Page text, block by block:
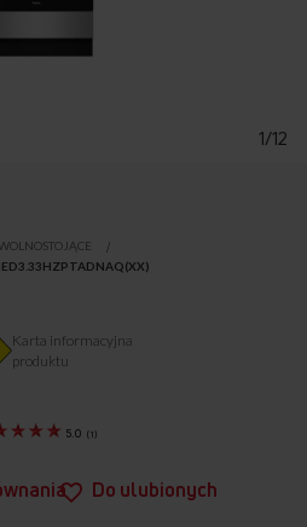
1/12
Do ulubionych
5.0 (1)
Karta informacyjna
produktu